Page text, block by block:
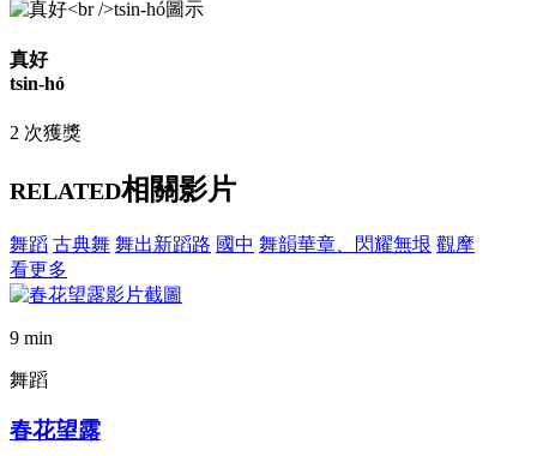
真好
tsin-hó
2 次獲獎
RELATED相關影片
舞蹈 古典舞 舞出新蹈路 國中 舞韻華章、閃耀無垠 觀摩
看更多
9 min
舞蹈
春花望露